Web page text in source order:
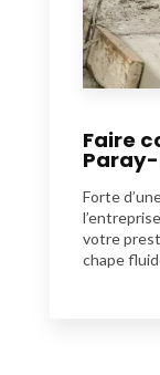
Faire
Forte
votre
chape